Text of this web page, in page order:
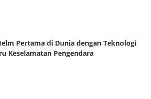
Pertama di Dunia dengan Teknologi
Keselamatan Pengendara